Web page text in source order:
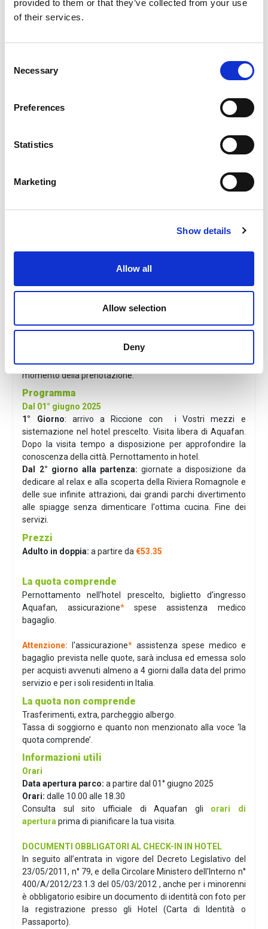
provided to them or that they’ve collected from your use
of their services.
Selection
Necessary
Preferences
Statistics
Marketing
Show details
Allow all
Allow selection
Deny
direttamente sul lungomare nord di Riccione, a
soli 50 m dal parco acquatico Beach Village.
privati con box doccia e phon, cassaforte, TV Led, telefono,
Wi-Fi gratuito.
minibar, accappatoio e telo mare. Frigobar in camera su
richiesta a pagamento.
sole, ambienti climatizzati, reception 24h, bar, parcheggio
gratuito interno o a 100m, biciclette a disposizione.
allergie alimentari devono essere comunicate prima della
prenotazione.
12.30 con piadina, affettati, toast, pasta fredda, cena con
Per i bambini: animazione per bambini con baby dance e
passeggini, sponde anti caduta, seggiolini per le bici.
Convenzione con spiagge dotate di piscina, idromassaggio
: ingresso illimitato al parco acquatico
Beach Village a 50 m.
: 2 km.
Animali: ammessi di piccola taglia su richiesta al
momento della prenotazione.
Programma
Dal 01° giugno 2025
1° Giorno: arrivo a Riccione con i Vostri mezzi e
sistemazione nel hotel prescelto. Visita libera di Aquafan.
Dopo la visita tempo a disposizione per approfondire la
conoscenza della città. Pernottamento in hotel.
Dal 2° giorno alla partenza: giornate a disposizione da
dedicare al relax e alla scoperta della Riviera Romagnole e
delle sue infinite attrazioni, dai grandi parchi divertimento
alle spiagge senza dimenticare l'ottima cucina. Fine dei
servizi.
Prezzi
Adulto in doppia: a partire da€53.35
La quota comprende
Pernottamento nell'hotel prescelto, biglietto d'ingresso
Aquafan, assicurazione*spese assistenza medico
bagaglio.
Attenzione: l'assicurazione* assistenza spese medico e
bagaglio prevista nelle quote, sarà inclusa ed emessa solo
per acquisti avvenuti almeno a 4 giorni dalla data del primo
servizio e per i soli residenti in Italia.
La quota non comprende
Trasferimenti, extra, parcheggio albergo.
Tassa di soggiorno e quanto non menzionato alla voce ‘la
quota comprende’.
Informazioni utili
Orari
Data apertura parco:a partire dal 01° giugno 2025
Orari:dalle 10.00 alle 18.30
Consulta sul sito ufficiale di Aquafan gli
orari di
apertura prima di pianificare la tua visita.
DOCUMENTI OBBLIGATORI AL CHECK-IN IN HOTEL
In seguito all’entrata in vigore del Decreto Legislativo del
23/05/2011, n° 79, e della Circolare Ministero dell'Interno n°
400/A/2012/23.1.3 del 05/03/2012 , anche per i minorenni
è obbligatorio esibire un documento di identità con foto per
la registrazione presso gli Hotel (Carta di Identità o
Passaporto).